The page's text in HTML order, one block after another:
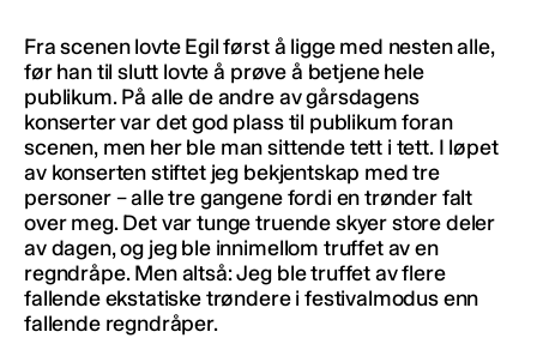
Fra scenen lovte Egil først å ligge med nesten alle,
før han til slutt lovte å prøve å betjene hele
publikum. På alle de andre av gårsdagens
konserter var det god plass til publikum foran
scenen, men her ble man sittende tett i tett. I løpet
av konserten stiftet jeg bekjentskap med tre
personer – alle tre gangene fordi en trønder falt
over meg. Det var tunge truende skyer store deler
av dagen, og jeg ble innimellom truffet av en
regndråpe. Men altså: Jeg ble truffet av flere
fallende ekstatiske trøndere i festivalmodus enn
fallende regndråper.